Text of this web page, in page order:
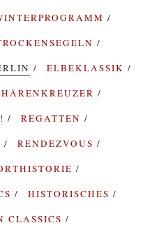
ELBEKLASSIK
REGATTEN
RENDEZVOUS
HISTORISCHES
CLASSICS